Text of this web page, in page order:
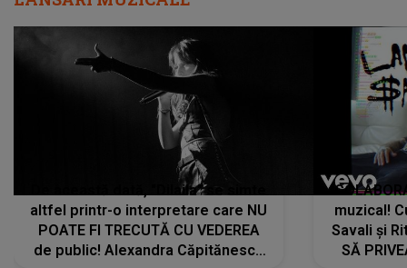
De această dată, "Dilaila" se simte
altfel printr-o interpretare care NU
POATE FI TRECUTĂ CU VEDEREA
de public! Alexandra Căpitănescu
muzical!
Savali și
SĂ